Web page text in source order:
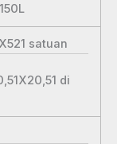
satuan
di